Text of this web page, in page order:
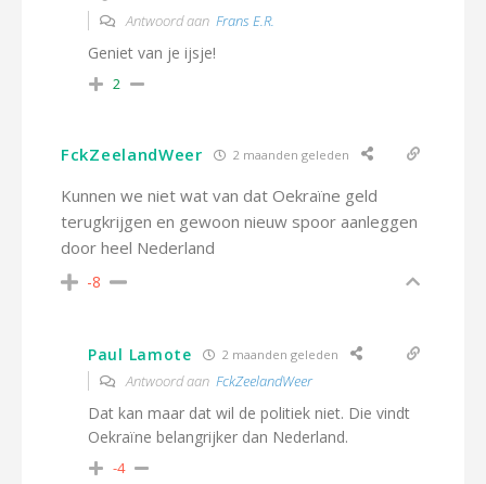
Antwoord aan Frans E.R.
Geniet van je ijsje!
2
FckZeelandWeer 2 maanden geleden
Kunnen we niet wat van dat Oekraïne geld
terugkrijgen en gewoon nieuw spoor aanleggen
door heel Nederland
-8
Paul Lamote 2 maanden geleden
Antwoord aan FckZeelandWeer
Dat kan maar dat wil de politiek niet. Die vindt
Oekraïne belangrijker dan Nederland.
-4